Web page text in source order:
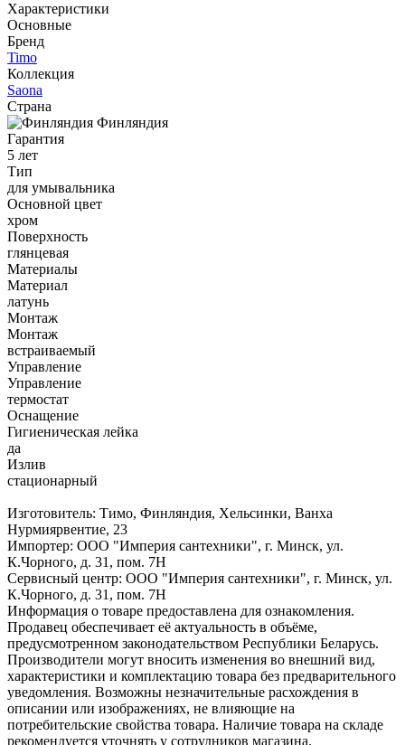
Характеристики
Основные
Бренд
Timo
Коллекция
Saona
Страна
Финляндия
Гарантия
5 лет
Тип
для умывальника
Основной цвет
хром
Поверхность
глянцевая
Материалы
Материал
латунь
Монтаж
Монтаж
встраиваемый
Управление
Управление
термостат
Оснащение
Гигиеническая лейка
да
Излив
стационарный
Изготовитель: Тимо, Финляндия, Хельсинки, Ванха
Нурмиярвентие, 23
Импортер: ООО "Империя сантехники", г. Минск, ул.
К.Чорного, д. 31, пом. 7Н
Сервисный центр: ООО "Империя сантехники", г. Минск, ул.
К.Чорного, д. 31, пом. 7Н
Информация о товаре предоставлена для ознакомления.
Продавец обеспечивает её актуальность в объёме,
предусмотренном законодательством Республики Беларусь.
Производители могут вносить изменения во внешний вид,
характеристики и комплектацию товара без предварительного
уведомления. Возможны незначительные расхождения в
описании или изображениях, не влияющие на
потребительские свойства товара. Наличие товара на складе
рекомендуется уточнять у сотрудников магазина.